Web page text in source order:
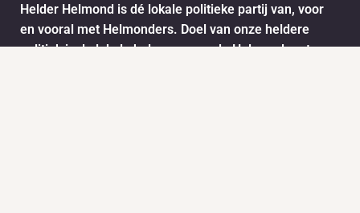
Helder Helmond is dé lokale politieke partij van, voor
en vooral met Helmonders. Doel van onze heldere
politiek is de lokale belangen van de Helmonders te